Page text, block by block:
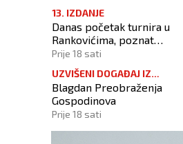
13. IZDANJE
Danas početak turnira u
Rankovićima, poznat
raspored prvog dana
Prije 18 sati
UZVIŠENI DOGAĐAJ IZ
KRISTOVA ŽIVOTA
Blagdan Preobraženja
Gospodinova
Prije 18 sati